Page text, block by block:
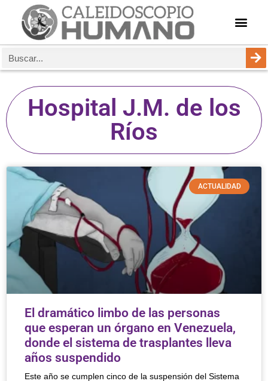
Hospital J.M. de los
Ríos
ACTUALIDAD
El dramático limbo de las personas
que esperan un órgano en Venezuela,
donde el sistema de trasplantes lleva
años suspendido
Este año se cumplen cinco de la suspensión del Sistema